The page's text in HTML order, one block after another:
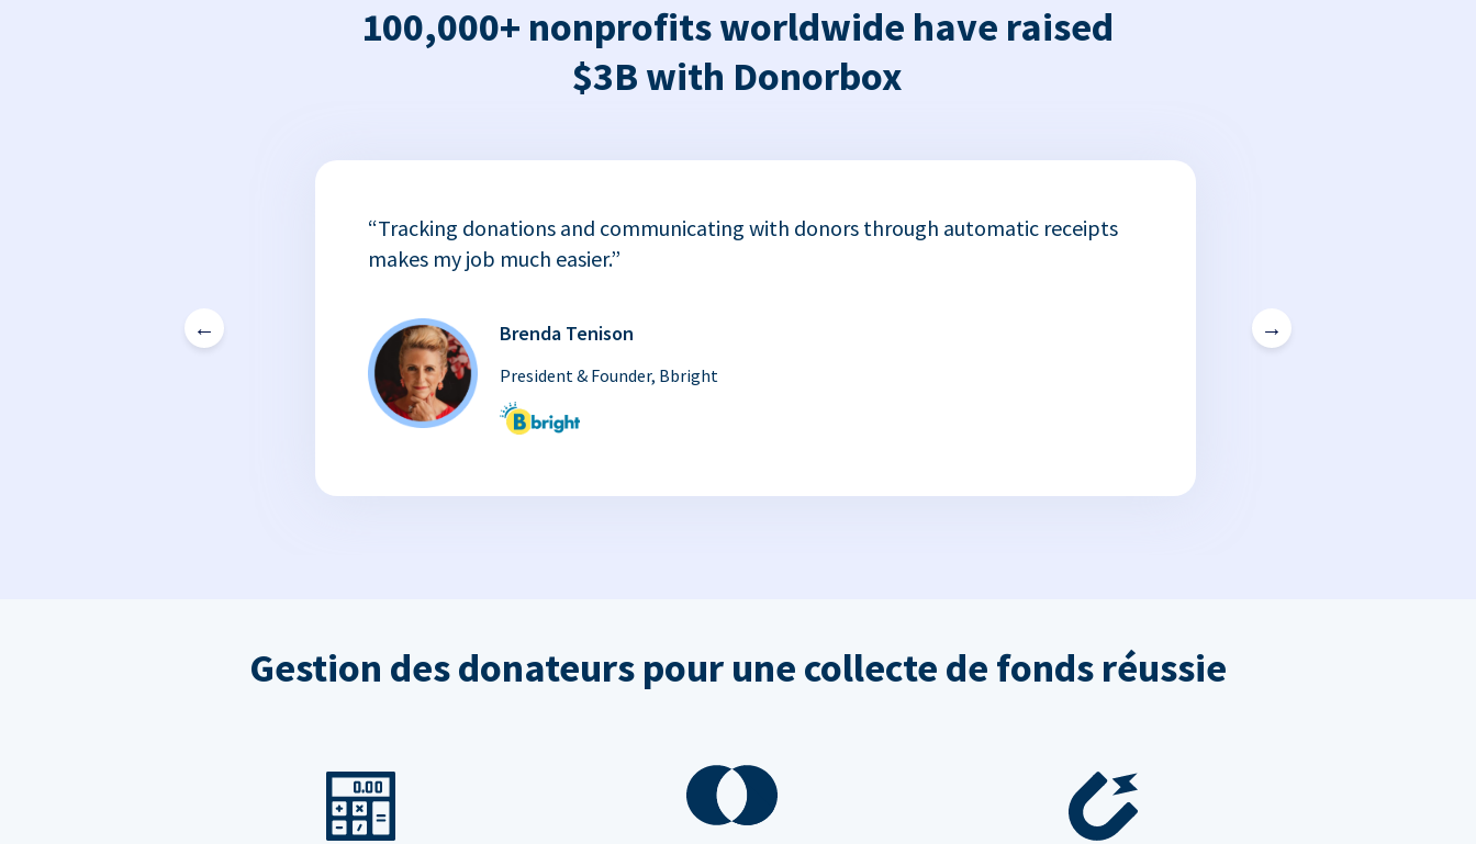
100,000+ nonprofits worldwide have raised
$3B with Donorbox
←
“Tracking donations and communicating with donors through automatic receipts
makes my job much easier.”
Brenda Tenison
President & Founder, Bbright
→
Gestion des donateurs pour une collecte de fonds réussie